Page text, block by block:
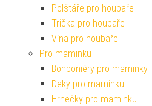
Polštáře pro houbaře
Trička pro houbaře
Vína pro houbaře
Pro maminku
Bonboniéry pro maminky
Deky pro maminku
Hrnečky pro maminku